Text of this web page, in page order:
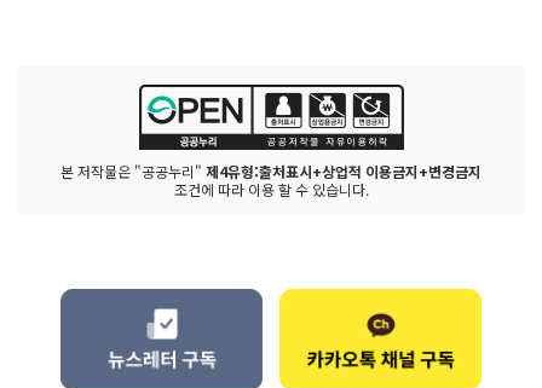
본 저작물은 "공공누리" 제4유형:출처표시+상업적 이용금지+변경금지
조건에 따라 이용 할 수 있습니다.